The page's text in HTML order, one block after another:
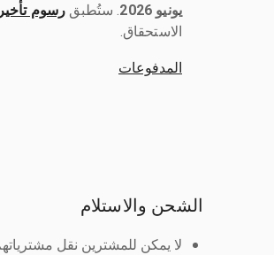
يونيو 2026
رسوم تأخير
الاستحقاق.
المدفوعات
الشحن والاستلام
لا يمكن للمشترين نقل